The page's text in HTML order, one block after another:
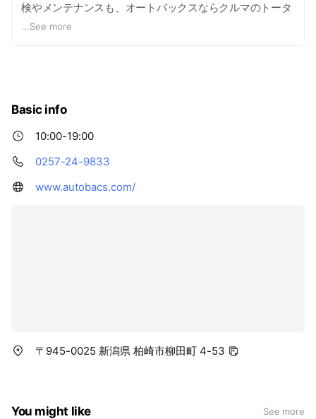
検やメンテナンスも、オートバックスならクルマのトータ
ルサービスが可能！ タイヤ、オイル、バッテリーをはじめ
...See more
Basic info
10:00-19:00
0257-24-9833
www.autobacs.com/
〒945-0025 新潟県 柏崎市柳田町 4-53
You might like See more